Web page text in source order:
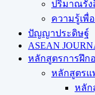
ปริมาณรัง
ความรู้เพื่
ปัญญาประดิษฐ์
ASEAN
หลักสูตรการฝึก
หลักสูตรแ
หลัก